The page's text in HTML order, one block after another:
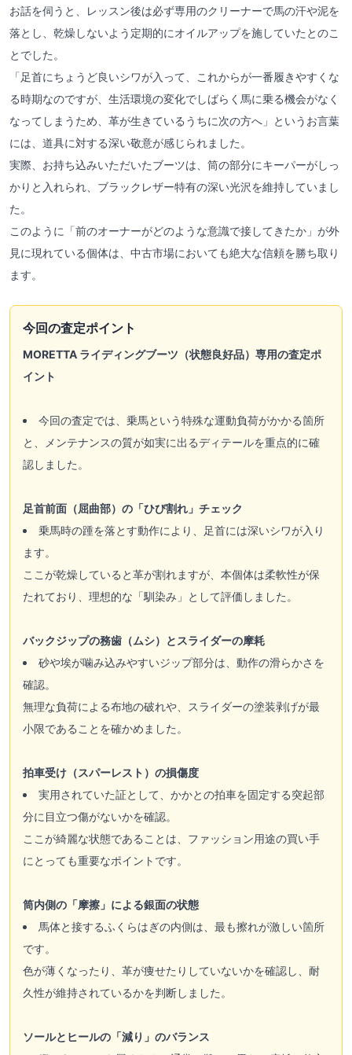
お話を伺うと、レッスン後は必ず専用のクリーナーで馬の汗や泥を
落とし、乾燥しないよう定期的にオイルアップを施していたとのこ
とでした。
「足首にちょうど良いシワが入って、これからが一番履きやすくな
る時期なのですが、生活環境の変化でしばらく馬に乗る機会がなく
なってしまうため、革が生きているうちに次の方へ」というお言葉
には、道具に対する深い敬意が感じられました。
実際、お持ち込みいただいたブーツは、筒の部分にキーパーがしっ
かりと入れられ、ブラックレザー特有の深い光沢を維持していまし
た。
このように「前のオーナーがどのような意識で接してきたか」が外
見に現れている個体は、中古市場においても絶大な信頼を勝ち取り
ます。
今回の査定ポイント
MORETTA ライディングブーツ（状態良好品）専用の査定ポ
イント
今回の査定では、乗馬という特殊な運動負荷がかかる箇所
と、メンテナンスの質が如実に出るディテールを重点的に確
認しました。
足首前面（屈曲部）の「ひび割れ」チェック
乗馬時の踵を落とす動作により、足首には深いシワが入り
ます。
ここが乾燥していると革が割れますが、本個体は柔軟性が保
たれており、理想的な「馴染み」として評価しました。
バックジップの務歯（ムシ）とスライダーの摩耗
砂や埃が噛み込みやすいジップ部分は、動作の滑らかさを
確認。
無理な負荷による布地の破れや、スライダーの塗装剥げが最
小限であることを確かめました。
拍車受け（スパーレスト）の損傷度
実用されていた証として、かかとの拍車を固定する突起部
分に目立つ傷がないかを確認。
ここが綺麗な状態であることは、ファッション用途の買い手
にとっても重要なポイントです。
筒内側の「摩擦」による銀面の状態
馬体と接するふくらはぎの内側は、最も擦れが激しい箇所
です。
色が薄くなったり、革が痩せたりしていないかを確認し、耐
久性が維持されているかを判断しました。
ソールとヒールの「減り」のバランス